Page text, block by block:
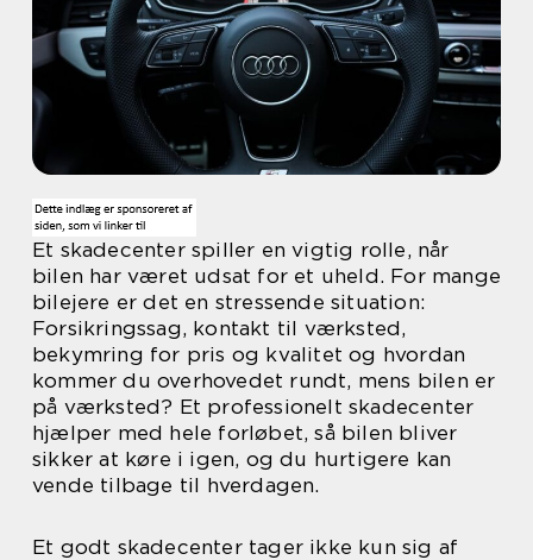
Et skadecenter spiller en vigtig rolle, når
bilen har været udsat for et uheld. For mange
bilejere er det en stressende situation:
Forsikringssag, kontakt til værksted,
bekymring for pris og kvalitet og hvordan
kommer du overhovedet rundt, mens bilen er
på værksted? Et professionelt skadecenter
hjælper med hele forløbet, så bilen bliver
sikker at køre i igen, og du hurtigere kan
vende tilbage til hverdagen.
Et godt skadecenter tager ikke kun sig af